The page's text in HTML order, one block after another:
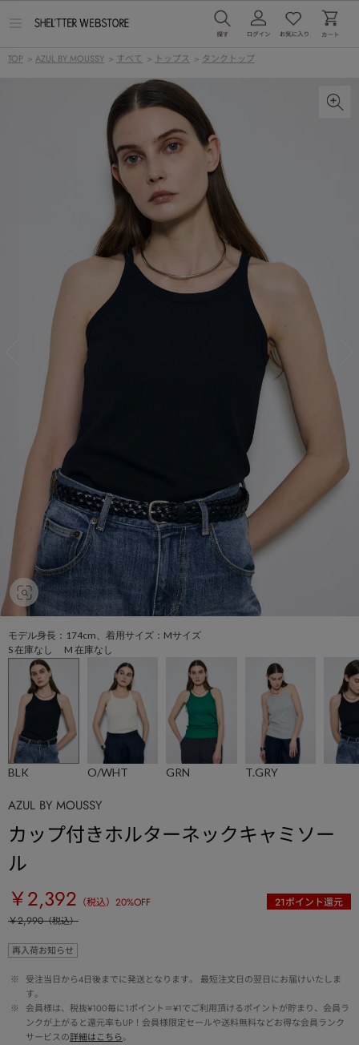
ー
TOP > AZUL BY MOUSSY > すべて > トップス > タンクトップ
モデル身長：174cm、着用サイズ：Mサイズ
S 在庫なし M 在庫なし
BLK O/WHT GRN T.GRY
AZUL BY MOUSSY
カップ付きホルターネックキャミソー
ル
￥2,392 （税込） 20%OFF 21ポイント還元
￥2,990（税込）
再入荷お知らせ
※
受注当日から4日後までに発送となります。 最短注文日の翌日にお届けいたしま
す。
※
会員様は、税抜¥100毎に1ポイント＝¥1でご利用頂けるポイントが貯まり、会員ラ
ンクが上がると還元率もUP！会員様限定セールや送料無料などお得な会員ランク
サービスの詳細はこちら。